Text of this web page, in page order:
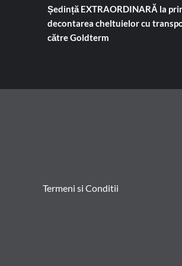
Ședință EXTRAORDINARĂ la
decontarea cheltuielor cu
către Goldterm
Termeni si Conditii